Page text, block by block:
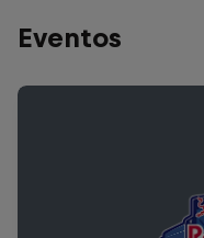
Eventos